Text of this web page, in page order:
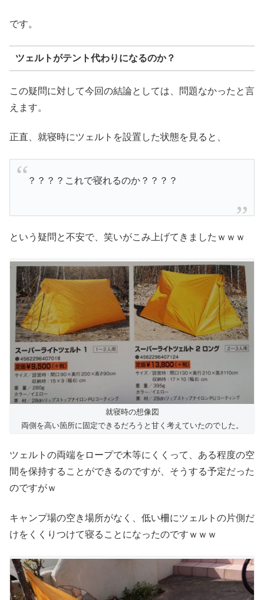
です。
ツェルトがテント代わりになるのか？
この疑問に対して今回の結論としては、問題なかったと言
えます。
正直、就寝時にツェルトを設置した状態を見ると、
？？？？これで寝れるのか？？？？
という疑問と不安で、笑いがこみ上げてきましたｗｗｗ
就寝時の想像図
両側を高い箇所に固定できるだろうと甘く考えていたのでした。
ツェルトの両端をロープで木等にくくって、ある程度の空
間を保持することができるのですが、そうする予定だった
のですがｗ
キャンプ場の空き場所がなく、低い柵にツェルトの片側だ
けをくくりつけて寝ることになったのですｗｗｗ